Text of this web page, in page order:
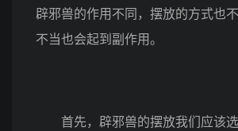
辟邪兽的作用不同，摆放的方式也
不当也会起到副作用。
首先，辟邪兽的摆放我们应该